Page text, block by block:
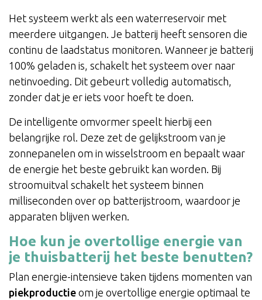
Het systeem werkt als een waterreservoir met
meerdere uitgangen. Je batterij heeft sensoren die
continu de laadstatus monitoren. Wanneer je batterij
100% geladen is, schakelt het systeem over naar
netinvoeding. Dit gebeurt volledig automatisch,
zonder dat je er iets voor hoeft te doen.
De intelligente omvormer speelt hierbij een
belangrijke rol. Deze zet de gelijkstroom van je
zonnepanelen om in wisselstroom en bepaalt waar
de energie het beste gebruikt kan worden. Bij
stroomuitval schakelt het systeem binnen
milliseconden over op batterijstroom, waardoor je
apparaten blijven werken.
Hoe kun je overtollige energie van
je thuisbatterij het beste benutten?
Plan energie-intensieve taken tijdens momenten van
piekproductie om je overtollige energie optimaal te